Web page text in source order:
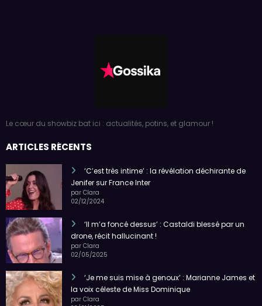
Le cœur du showbiz bat ici : actualités, potins, et glamour !
ARTICLES RÉCENTS
‘C’est très intime’ : la révélation déchirante de
Jenifer sur France Inter
par Clara
02/12/2024
‘Il m’a foncé dessus’ : Castaldi blessé par un
drone, récit hallucinant !
par Clara
02/05/2025
‘Je me suis mise à genoux’ : Marianne James et
la voix céleste de Miss Dominique
par Clara